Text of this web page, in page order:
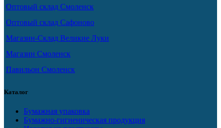
Оптовый склад Смоленск
Оптовый склад Сафоново
Магазин-Склад Великие Луки
Магазин Смоленск
Павильон Смоленск
Каталог
Бумажная упаковка
Бумажно-гигиеническая продукция